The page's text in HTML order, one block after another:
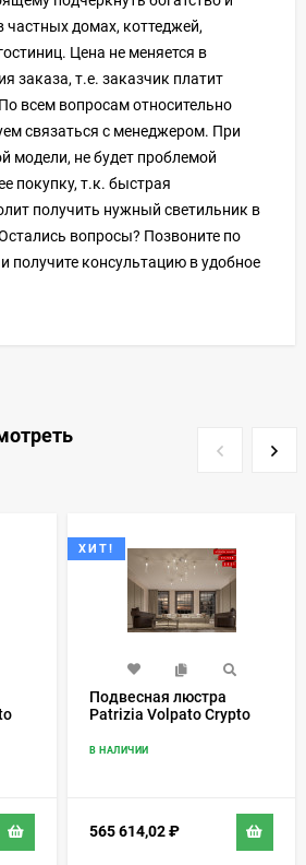
домах, коттеджей,
Цена не меняется в
заказа, т.е. заказчик платит
всем вопросам относительно
связаться с менеджером. При
модели, не будет проблемой
покупку, т.к. быстрая
получить нужный светильник в
вопросы? Позвоните по
получите консультацию в удобное
ХИТ!
Подвесная люстра
Patrizia Volpato Crypto
В НАЛИЧИИ
565 614,02₽